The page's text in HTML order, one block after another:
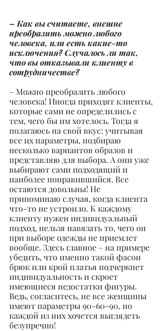
– Как вы считаете, внешне
преобразить можно любого
человека, или есть какие-то
исключения? Случалось ли так,
что вы отказывали клиенту в
сотрудничестве?
– Можно преобразить любого
человека! Иногда приходят клиенты,
которые сами не определились с
тем, чего бы им хотелось. Тогда я
полагаюсь на свой вкус: учитывая
все их параметры, подбираю
несколько вариантов образов и
представляю для выбора. А они уже
выбирают сами подходящий и
наиболее понравившийся. Все
остаются довольны! Не
припоминаю случая, когда клиента
что-то не устроило. К каждому
клиенту нужен индивидуальный
подход, нельзя навязать то, чего он
при выборе одежды не приемлет
вообще. Здесь главное – на примере
убедить, что именно такой фасон
брюк или крой платья подчеркнет
индивидуальность и скроет
имеющиеся недостатки фигуры.
Ведь, согласитесь, не все женщины
имеют параметры 90-60-90, но
каждой из них хочется выглядеть
безупречно!